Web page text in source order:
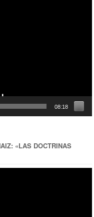
08:18
«LAS DOCTRINAS